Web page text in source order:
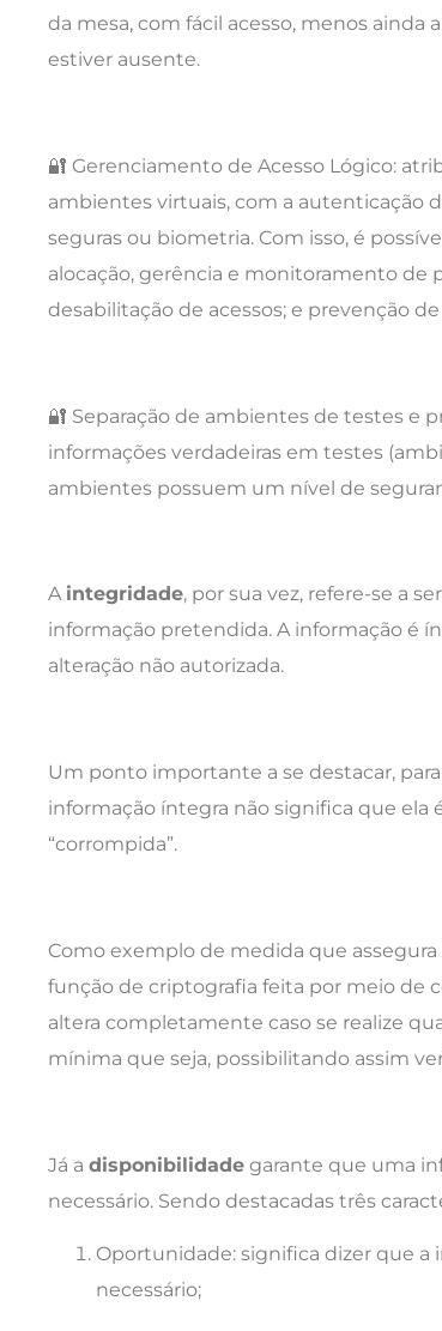
da mesa, com fácil acesso, menos
estiver ausente.
🔐 Gerenciamento de Acesso Lógico:
ambientes virtuais, com a autenticação
seguras ou biometria. Com isso, é
alocação, gerência e monitoramento de
desabilitação de acessos; e prevenção
🔐 Separação de ambientes de testes e
informações verdadeiras em testes
ambientes possuem um nível de
A integridade, por sua vez, refere-se a
informação pretendida. A informação é
alteração não autorizada.
Um ponto importante a se destacar,
informação íntegra não significa que ela
“corrompida”.
Como exemplo de medida que
função de criptografia feita por meio de
altera completamente caso se realize
mínima que seja, possibilitando assim
Já a disponibilidade garante que uma
necessário. Sendo destacadas três
Oportunidade: significa dizer que a
necessário;